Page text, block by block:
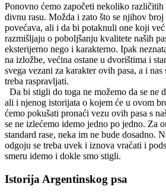
Ponovno ćemo započeti nekoliko različitih
divnu rasu. Možda i zato što se njihov broj
povećava, ali i da bi potaknuli one koji
razmišljaju o poboljšanju kvalitete naših
eksterijerno nego i karakterno. Ipak
na izložbe, većina ostane u dvorištima i
svega vezani za karakter ovih pasa, a i nas
treba raspravljati.
Da bi stigli do toga ne možemo da se ne
ali i njenog istorijata o kojem će u ovom
ćemo pokušati pronaći vezu ovih pasa s
se ne izlećemo idemo jedno po jedno. Za
standard rase, neka im ne bude dosadno.
odgoju se treba uvek i iznova vraćati i
smeru idemo i dokle smo stigli.
Istorija Argentinskog psa